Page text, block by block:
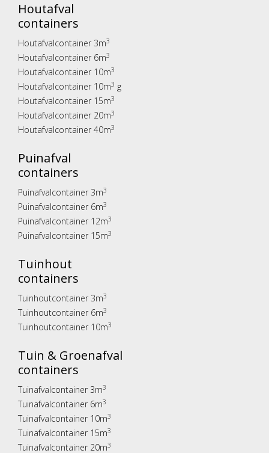
Houtafval
containers
Houtafvalcontainer 3m3
Houtafvalcontainer 6m3
Houtafvalcontainer 10m3
Houtafvalcontainer 10m3 g
Houtafvalcontainer 15m3
Houtafvalcontainer 20m3
Houtafvalcontainer 40m3
Puinafval
containers
Puinafvalcontainer 3m3
Puinafvalcontainer 6m3
Puinafvalcontainer 12m3
Puinafvalcontainer 15m3
Tuinhout
containers
Tuinhoutcontainer 3m3
Tuinhoutcontainer 6m3
Tuinhoutcontainer 10m3
Tuin & Groenafval
containers
Tuinafvalcontainer 3m3
Tuinafvalcontainer 6m3
Tuinafvalcontainer 10m3
Tuinafvalcontainer 15m3
Tuinafvalcontainer 20m3